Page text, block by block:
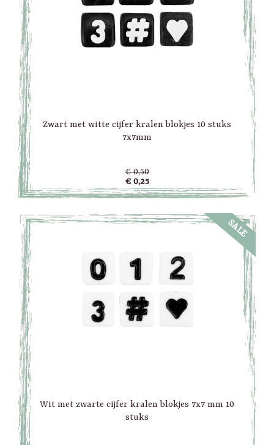
Zwart met witte cijfer kralen blokjes 10 stuks
7x7mm
€ 0,50
€ 0,25
SALE
Wit met zwarte cijfer kralen blokjes 7x7 mm 10
stuks